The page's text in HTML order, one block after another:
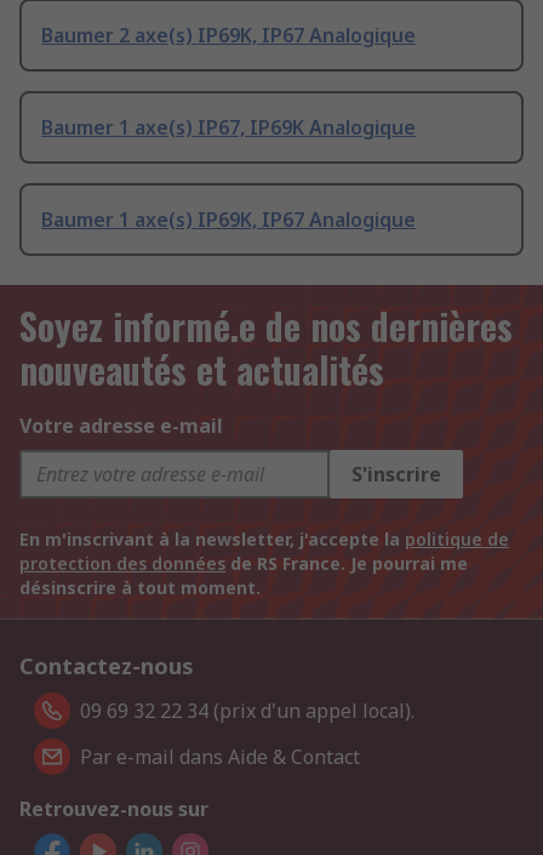
Baumer 2 axe(s) IP69K, IP67 Analogique
Baumer 1 axe(s) IP67, IP69K Analogique
Baumer 1 axe(s) IP69K, IP67 Analogique
Soyez informé.e de nos dernières
nouveautés et actualités
Votre adresse e-mail
S'inscrire
En m'inscrivant à la newsletter, j'accepte la politique de
protection des données de RS France. Je pourrai me
désinscrire à tout moment.
Contactez-nous
09 69 32 22 34 (prix d'un appel local).
Par e-mail dans Aide & Contact
Retrouvez-nous sur